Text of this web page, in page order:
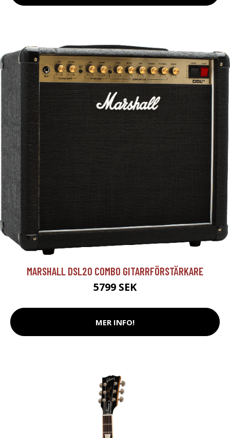
MARSHALL DSL20 COMBO GITARRFÖRSTÄRKARE
5799 SEK
MER INFO!